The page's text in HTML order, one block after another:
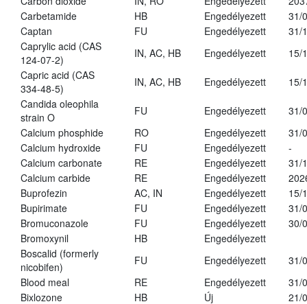
Carbetamide
HB Engedélyezett
31/
Captan
FU Engedélyezett
31/
Caprylic acid (CAS
124-07-2)
IN, AC, HB Engedélyezett
15/
Capric acid (CAS
334-48-5)
IN, AC, HB Engedélyezett
15/
Candida oleophila
strain O
FU Engedélyezett
31/
Calcium phosphide
RO Engedélyezett
31/
Calcium hydroxide
FU Engedélyezett
-
Calcium carbonate
RE Engedélyezett
31/
Calcium carbide
RE Engedélyezett
Buprofezin
AC, IN Engedélyezett
15/
Bupirimate
FU Engedélyezett
31/
Bromuconazole
FU Engedélyezett
30/
Bromoxynil
HB
Engedélyezett
Boscalid (formerly
nicobifen)
FU Engedélyezett
31/
Blood meal
RE Engedélyezett
31/
Bixlozone
HB Új 21/